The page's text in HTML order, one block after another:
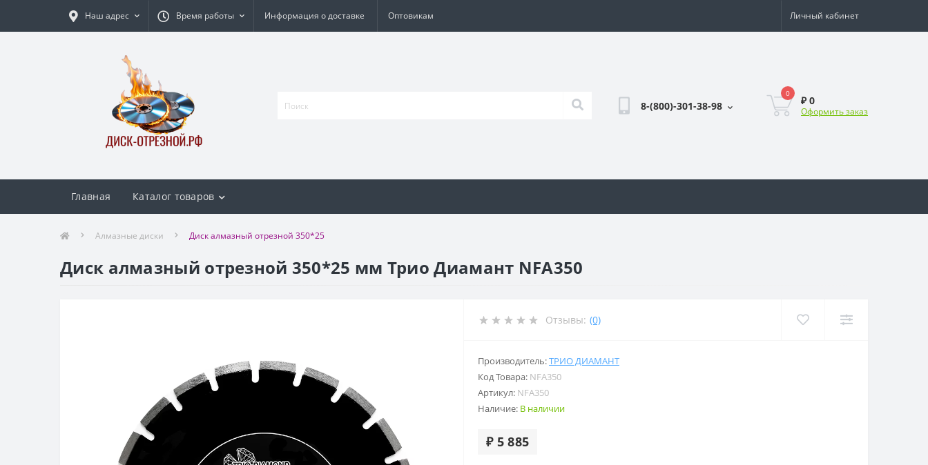
Наш адрес Время работы Информация о доставке Оптовикам Личный кабинет
8-(800)-301-38-98
0
₽ 0
Оформить заказ
Главная Каталог товаров
Алмазные диски Диск алмазный отрезной 350*25
Диск алмазный отрезной 350*25 мм Трио Диамант NFA350
Отзывы: (0)
Производитель:ТРИО ДИАМАНТ
Код Товара: NFA350
Артикул: NFA350
Наличие: В наличии
₽ 5 885